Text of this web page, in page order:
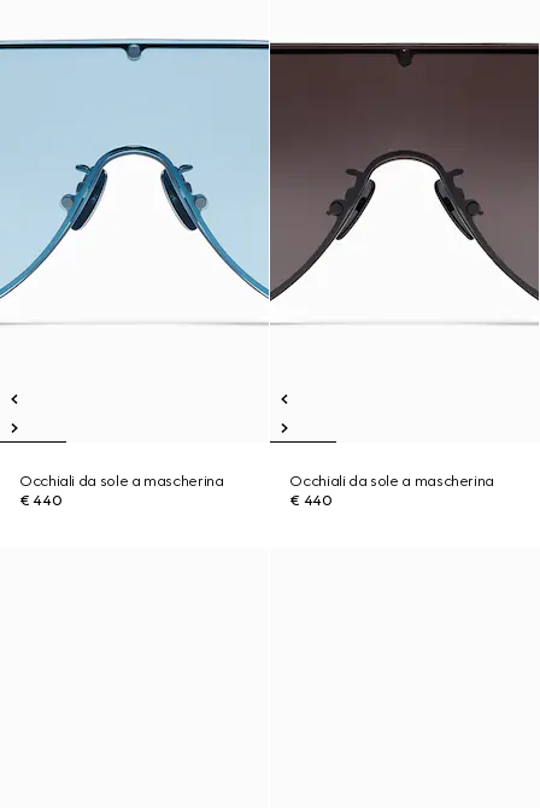
Occhiali da sole a mascherina
€ 440
Occhiali da sole a mascherina
€ 440